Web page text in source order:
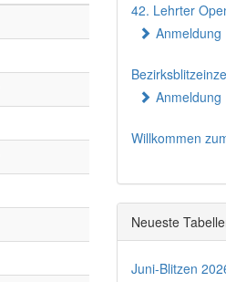
42. Lehrter
Anmeldung
Anmeldung
Willkommen
Neueste
Juni-Blitzen